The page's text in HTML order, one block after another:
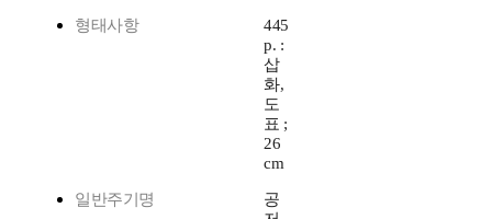
형태사항
445
p. :
삽
화,
도
표 ;
26
cm
일반주기명
공